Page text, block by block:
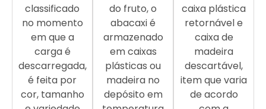
classificado
no momento
em que a
carga é
descarregada,
é feita por
cor, tamanho
do fruto, o
abacaxi é
armazenado
em caixas
plásticas ou
madeira no
depósito em
caixa plástica
retornável e
caixa de
madeira
descartável,
item que varia
de acordo